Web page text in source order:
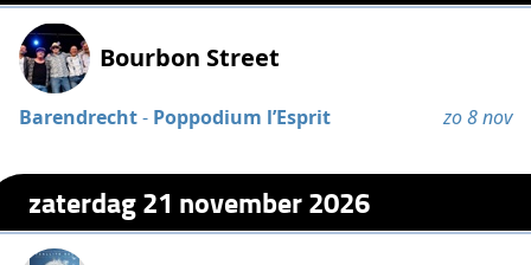
Bourbon Street
Barendrecht- Poppodium l’Esprit zo 8 nov
zaterdag 21 november 2026